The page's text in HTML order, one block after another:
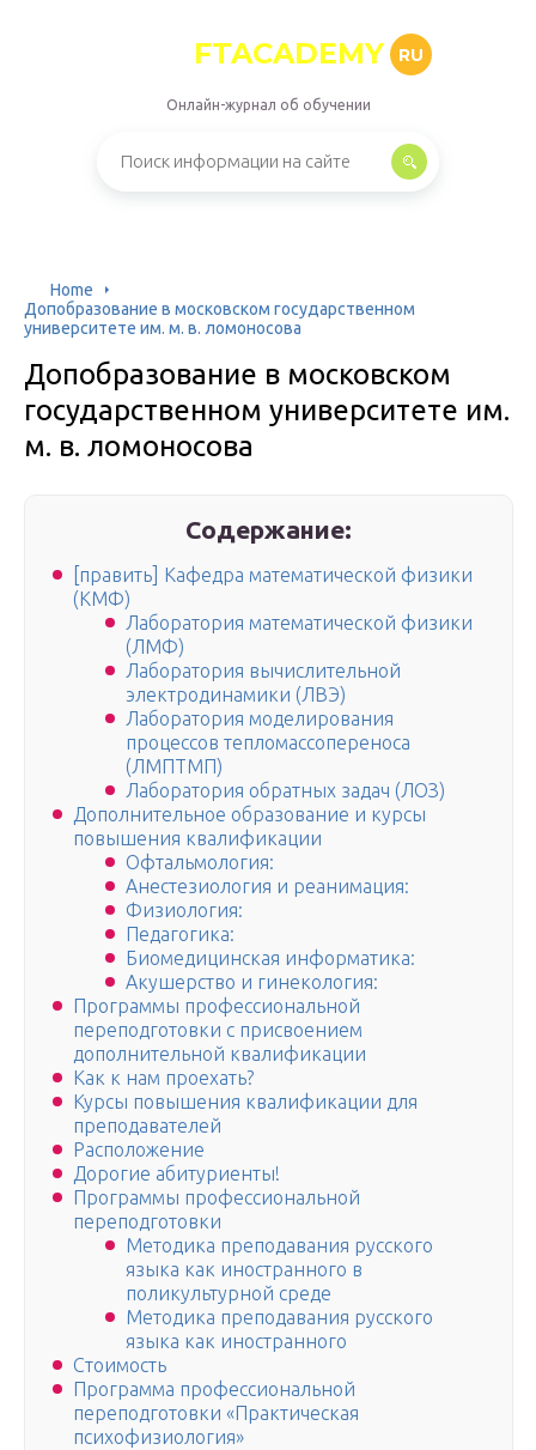
FTACADEMY RU
Онлайн-журнал об обучении
Home
Допобразование в московском государственном
университете им. м. в. ломоносова
Допобразование в московском
государственном университете им.
м. в. ломоносова
Содержание:
[править] Кафедра математической физики
(КМФ)
Лаборатория математической физики
(ЛМФ)
Лаборатория вычислительной
электродинамики (ЛВЭ)
Лаборатория моделирования
процессов тепломассопереноса
(ЛМПТМП)
Лаборатория обратных задач (ЛОЗ)
Дополнительное образование и курсы
повышения квалификации
Офтальмология:
Анестезиология и реанимация:
Физиология:
Педагогика:
Биомедицинская информатика:
Акушерство и гинекология:
Программы профессиональной
переподготовки с присвоением
дополнительной квалификации
Как к нам проехать?
Курсы повышения квалификации для
преподавателей
Расположение
Дорогие абитуриенты!
Программы профессиональной
переподготовки
Методика преподавания русского
языка как иностранного в
поликультурной среде
Методика преподавания русского
языка как иностранного
Стоимость
Программа профессиональной
переподготовки «Практическая
психофизиология»